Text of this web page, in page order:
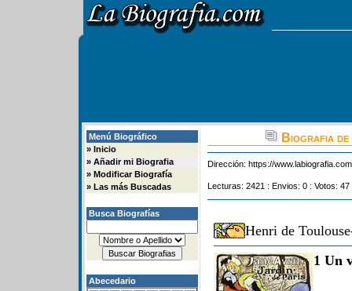
Menú Biográfico
» Inicio
» Añadir mi Biografia
» Modificar Biografía
» Las más Buscadas
Busca Biografías
Abecedario
Biografia
Dirección: https://
Lecturas: 2421 : Envios: 0 : Votos:
Henri de
1 Un